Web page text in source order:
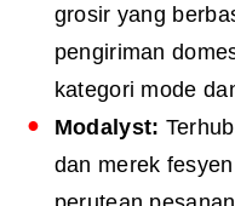
grosir yang
pengiriman
kategori mode
Modalyst:
dan merek